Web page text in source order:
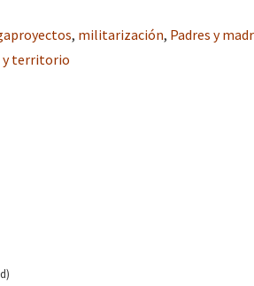
, militarización, Padres y
y territorio